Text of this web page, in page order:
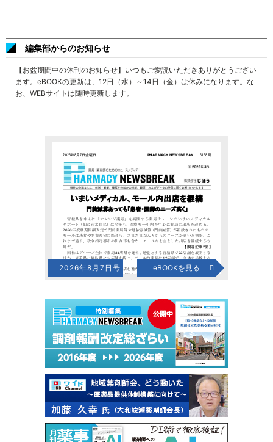
編集部からのお知らせ
【お盆期間中の休刊のお知らせ】いつもご愛読いただきありがとうござい
ます。eBOOKの更新は、12日（水）～14日（金）は休みになります。な
お、WEBサイトは随時更新します。
2026年8月7日号 eBOOKを見る